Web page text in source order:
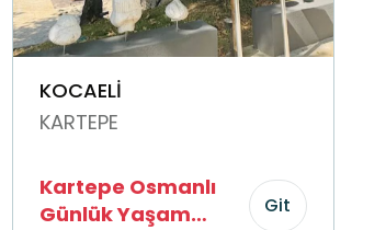
KOCAELİ
KARTEPE
Kartepe Osmanlı
Günlük Yaşam
Git